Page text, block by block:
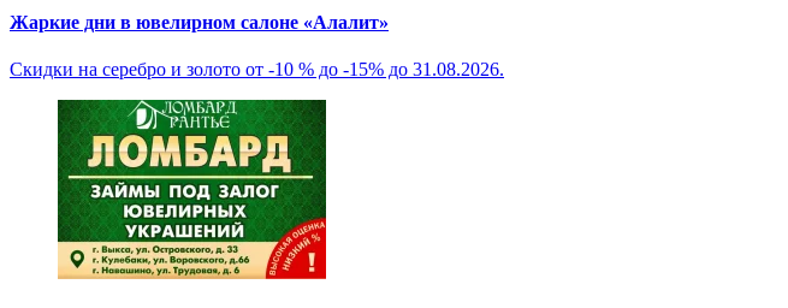
Жаркие дни в ювелирном салоне «Алалит»
Скидки на серебро и золото от -10 % до -15% до 31.08.2026.